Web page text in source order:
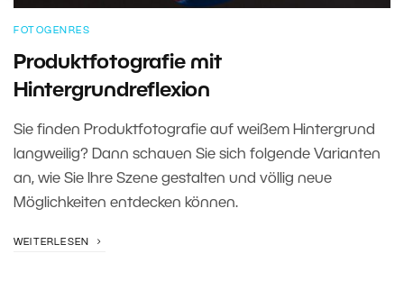
FOTOGENRES
Produktfotografie mit
Hintergrundreflexion
Sie finden Produktfotografie auf weißem Hintergrund
langweilig? Dann schauen Sie sich folgende Varianten
an, wie Sie Ihre Szene gestalten und völlig neue
Möglichkeiten entdecken können.
WEITERLESEN